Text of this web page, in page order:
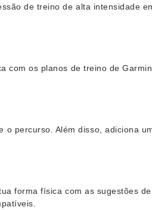
de treino de alta intensidade
os planos de treino de
percurso. Além disso, adiciona
forma física com as sugestões